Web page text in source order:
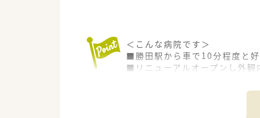
＜こんな病院です＞
■勝田駅から車で10分程度と好
■リニューアルオープンし外観
■夜勤なし！ママさん薬剤師に
■薬剤師は6名ほど在籍してい